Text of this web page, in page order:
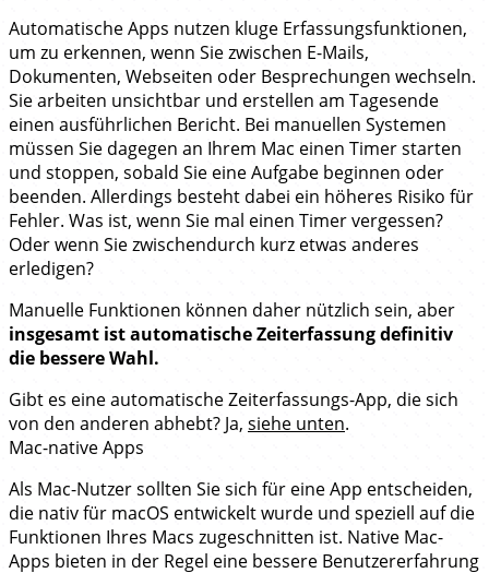
Automatische Apps nutzen kluge Erfassungsfunktionen,
um zu erkennen, wenn Sie zwischen E-Mails,
Dokumenten, Webseiten oder Besprechungen wechseln.
Sie arbeiten unsichtbar und erstellen am Tagesende
einen ausführlichen Bericht. Bei manuellen Systemen
müssen Sie dagegen an Ihrem Mac einen Timer starten
und stoppen, sobald Sie eine Aufgabe beginnen oder
beenden. Allerdings besteht dabei ein höheres Risiko für
Fehler. Was ist, wenn Sie mal einen Timer vergessen?
Oder wenn Sie zwischendurch kurz etwas anderes
erledigen?
Manuelle Funktionen können daher nützlich sein, aber
insgesamt ist automatische Zeiterfassung definitiv
die bessere Wahl.
Gibt es eine automatische Zeiterfassungs-App, die sich
von den anderen abhebt? Ja, siehe unten.
Mac-native Apps
Als Mac-Nutzer sollten Sie sich für eine App entscheiden,
die nativ für macOS entwickelt wurde und speziell auf die
Funktionen Ihres Macs zugeschnitten ist. Native Mac-
Apps bieten in der Regel eine bessere Benutzererfahrung